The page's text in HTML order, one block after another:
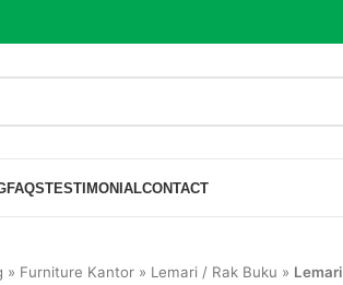
FAQSTESTIMONIALCONTACT
» Furniture Kantor » Lemari / Rak Buku » Lemari